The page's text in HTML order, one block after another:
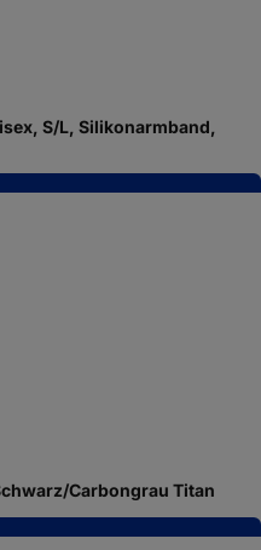
S/L, Silikonarmband,
Carbongrau Titan